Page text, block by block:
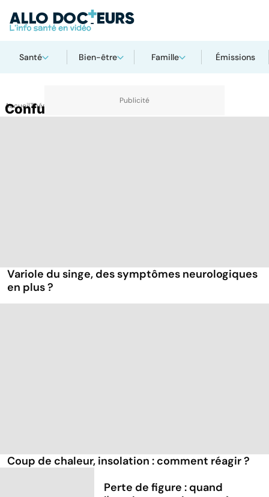
Santé Bien-être Famille Émissions
AccueilThématiques
Confusion
Variole du singe, des symptômes neurologiques
en plus ?
Coup de chaleur, insolation : comment réagir ?
Perte de figure : quand